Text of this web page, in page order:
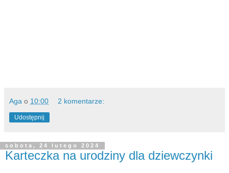
Aga o 10:00 2 komentarze:
Udostępnij
sobota, 24 lutego 2024
Karteczka na urodziny dla dziewczynki